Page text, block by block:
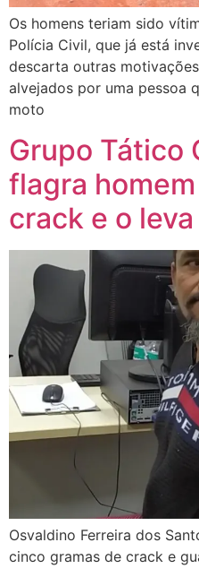
Os homens teriam sido
Polícia Civil, que já está
descarta outras
alvejados por uma pessoa
moto
Grupo Tático
flagra
crack e o
Osvaldino Ferreira dos
cinco gramas de crack e